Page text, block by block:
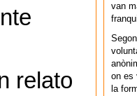
relato
van
on es
la